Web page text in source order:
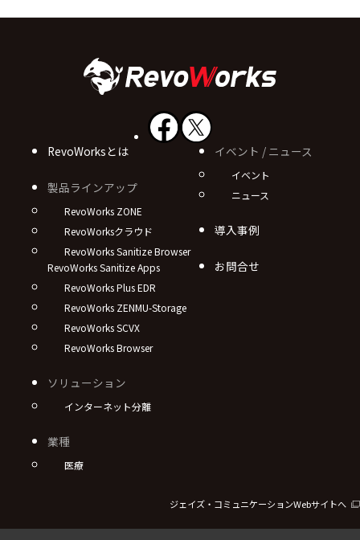
RevoWorksとは
製品ラインアップ
RevoWorks ZONE
RevoWorksクラウド
RevoWorks Sanitize Browser
RevoWorks Sanitize Apps
RevoWorks Plus EDR
RevoWorks ZENMU-Storage
RevoWorks SCVX
RevoWorks Browser
ソリューション
インターネット分離
業種
医療
イベント / ニュース
イベント
ニュース
導入事例
お問合せ
ジェイズ・コミュニケーションWebサイトへ